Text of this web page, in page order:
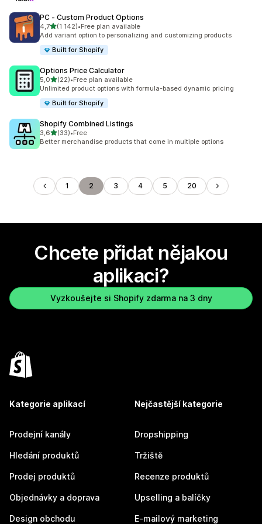
PC ‑ Custom Product Options
4,7z 5 hvězd
(1 142)
Celkový počet recenzí: 1142
•Free plan available
Add variant option to personalizing and customizing products
Built for Shopify
Options Price Calculator
5,0z 5 hvězd
(22)
Celkový počet recenzí: 22
•Free plan available
Unlimited product options with formula-based dynamic pricing
Built for Shopify
Shopify Combined Listings
3,6z 5 hvězd
(33)
Celkový počet recenzí: 33
•Free
Better merchandise products that come in multiple options
1 2 3 4 5 20
Chcete přidat nějakou
aplikaci?
Vyzkoušejte si Shopify zdarma na 3 dny
Kategorie aplikací
Prodejní kanály
Hledání produktů
Prodej produktů
Objednávky a doprava
Design obchodu
Nejčastější kategorie
Dropshipping
Tržiště
Recenze produktů
Upselling a balíčky
E-mailový marketing